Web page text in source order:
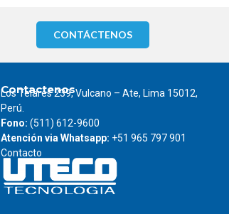
CONTÁCTENOS
Contactenos
Los Telares 239, Vulcano – Ate, Lima 15012,
Perú.
Fono:(511) 612-9600
Atención via Whatsapp: +51 965 797 901
Contacto